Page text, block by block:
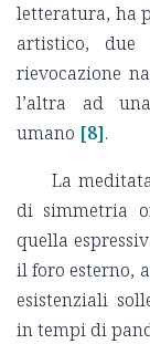
letteratura, ha
artistico, due
rievocazione
l’altra ad
umano [8].
La
di simmetria
quella
il foro esterno,
esistenziali
in tempi di